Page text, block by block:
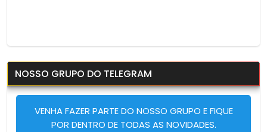
NOSSO GRUPO DO TELEGRAM
VENHA FAZER PARTE DO NOSSO GRUPO E FIQUE
POR DENTRO DE TODAS AS NOVIDADES.